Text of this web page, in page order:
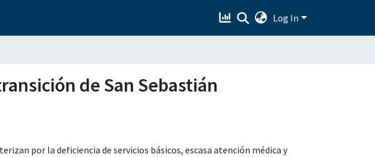
Log In
de San Sebastián
por la deficiencia de servicios básicos, escasa atención médica y